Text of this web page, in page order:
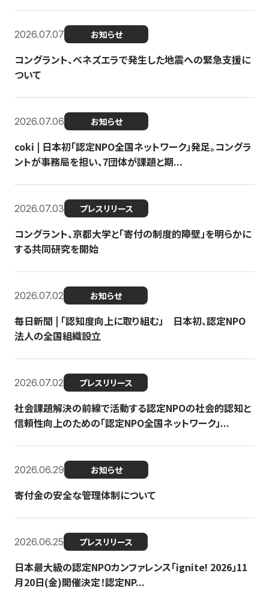
2026.07.07 お知らせ
コングラント、ベネズエラで発生した地震への緊急支援に
ついて
2026.07.06 お知らせ
coki | 日本初「認定NPO全国ネットワーク」発足。コングラ
ントが事務局を担い、7団体が課題と期...
2026.07.03 プレスリリース
コングラント、京都大学と「寄付の制度的障壁」を明らかに
する共同研究を開始
2026.07.02 お知らせ
毎日新聞 | 「認知度向上に取り組む」 日本初、認定NPO
法人の全国組織設立
2026.07.02 プレスリリース
社会課題解決の前線で活動する認定NPOの社会的認知と
信頼性向上のための「認定NPO全国ネットワーク」...
2026.06.29 お知らせ
寄付金の安全な管理体制について
2026.06.25 プレスリリース
日本最大級の認定NPOカンファレンス「ignite! 2026」11
月20日(金)開催決定！認定NP...